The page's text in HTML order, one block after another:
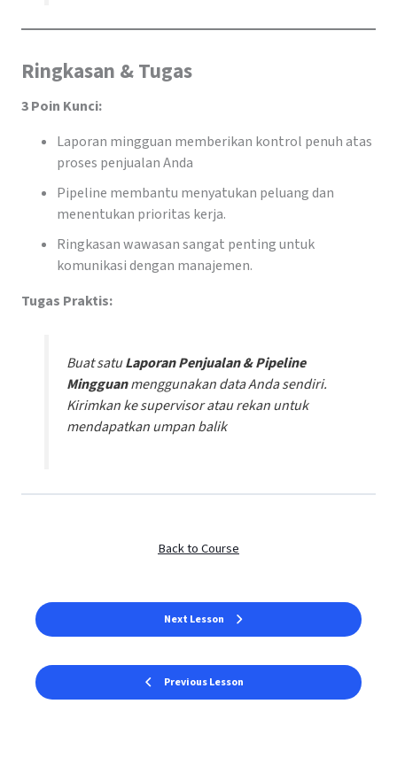
Ringkasan & Tugas
3 Poin Kunci:
Laporan mingguan memberikan kontrol penuh atas
proses penjualan Anda
Pipeline membantu menyatukan peluang dan
menentukan prioritas kerja.
Ringkasan wawasan sangat penting untuk
komunikasi dengan manajemen.
Tugas Praktis:
Buat satuLaporan Penjualan & Pipeline
Mingguanmenggunakan data Anda sendiri.
Kirimkan ke supervisor atau rekan untuk
mendapatkan umpan balik
Previous Lesson
Back to Course
Next Lesson